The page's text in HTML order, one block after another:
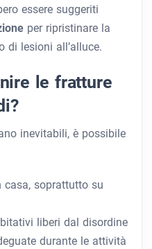
essere suggeriti
per ripristinare la
di lesioni all’alluce.
le fratture
inevitabili, è possibile
casa, soprattutto su
liberi dal disordine
durante le attività